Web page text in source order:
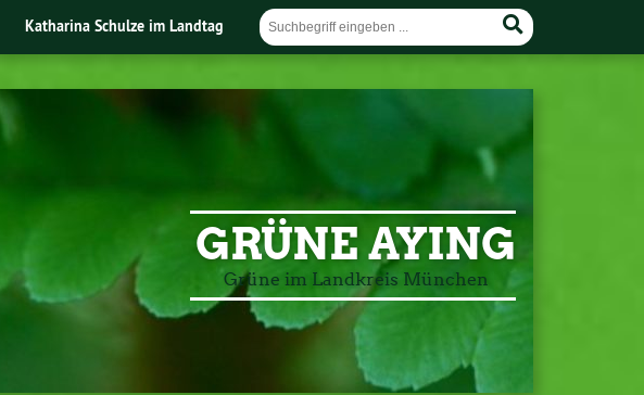
Katharina Schulze im Landtag
GRÜNE AYING
Grüne im Landkreis München